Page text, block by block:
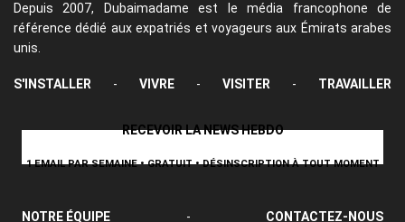
Depuis 2007, Dubaimadame est le média francophone de
référence dédié aux expatriés et voyageurs aux Émirats arabes
unis.
S'INSTALLER - VIVRE - VISITER - TRAVAILLER
RECEVOIR LA NEWS HEBDO
1 EMAIL PAR SEMAINE • GRATUIT • DÉSINSCRIPTION À TOUT MOMENT
NOTRE ÉQUIPE - CONTACTEZ-NOUS